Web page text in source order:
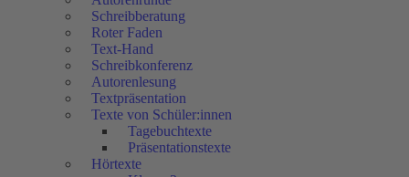
Schreibberatung
Roter Faden
Text-Hand
Schreibkonferenz
Autorenlesung
Textpräsentation
Texte von Schüler:innen
Tagebuchtexte
Präsentationstexte
Hörtexte